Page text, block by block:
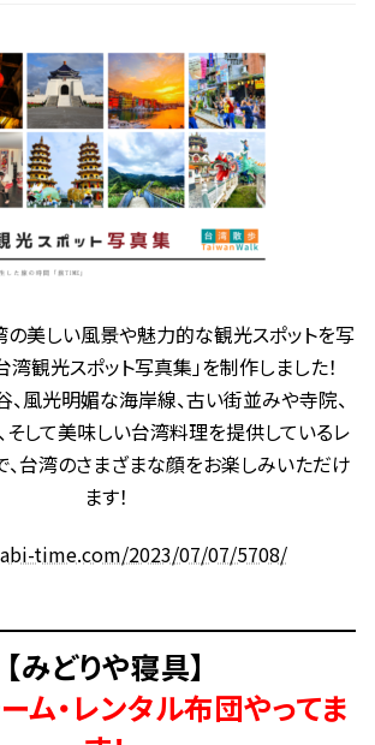
の美しい風景や魅力的な観光スポットを写
湾観光スポット写真集」を制作しました！
風光明媚な海岸線、古い街並みや寺院、
して美味しい台湾料理を提供しているレ
、台湾のさまざまな顔をお楽しみいただけ
ます！
time.com/2023/07/07/5708/
【みどりや寝具】
ム・レンタル布団やってま